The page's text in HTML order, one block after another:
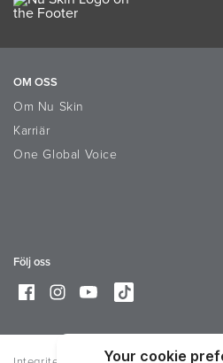
OM OSS
Om Nu Skin
Karriär
One Global Voice
Följ oss